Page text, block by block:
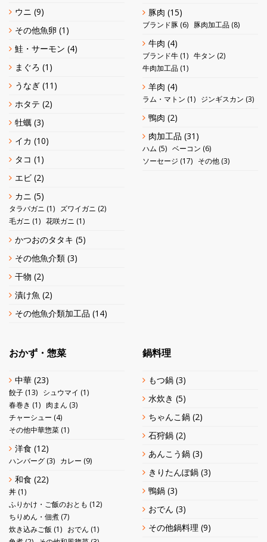
ウニ (9)
その他魚卵 (1)
鮭・サーモン (4)
まぐろ (1)
うなぎ (11)
ホタテ (2)
牡蠣 (3)
イカ (10)
タコ (1)
エビ (2)
カニ (5)
タラバガニ (1) ズワイガニ (2)
毛ガニ (1) 花咲ガニ (1)
かつおのタタキ (5)
その他魚介類 (3)
干物 (2)
漬け魚 (2)
その他魚介類加工品 (14)
豚肉 (15)
ブランド豚 (6) 豚肉加工品 (8)
牛肉 (4)
ブランド牛 (1) 牛タン (2)
牛肉加工品 (1)
羊肉 (4)
ラム・マトン (1) ジンギスカン (3)
鴨肉 (2)
肉加工品 (31)
ハム (5) ベーコン (6)
ソーセージ (17) その他 (3)
おかず・惣菜
中華 (23)
餃子 (13) シュウマイ (1)
春巻き (1) 肉まん (3)
チャーシュー (4)
その他中華惣菜 (1)
洋食 (12)
ハンバーグ (3) カレー (9)
和食 (22)
丼 (1)
ふりかけ・ご飯のおとも (12)
ちりめん・佃煮 (7)
炊き込みご飯 (1) おでん (1)
鍋料理
もつ鍋 (3)
水炊き (5)
ちゃんこ鍋 (2)
石狩鍋 (2)
あんこう鍋 (3)
きりたんぽ鍋 (3)
鴨鍋 (3)
おでん (3)
その他鍋料理 (9)